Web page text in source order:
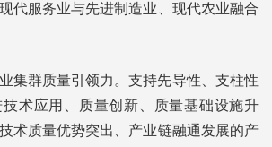
代服务业与先进制造业、现代农业融合
集群质量引领力。支持先导性、支柱性
术应用、质量创新、质量基础设施升
术质量优势突出、产业链融通发展的产